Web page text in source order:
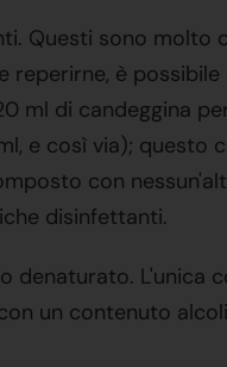
Questi sono molto
reperirne, è
ml di candeggina
e così via);
con
disinfettanti.
denaturato. L'unica
un contenuto